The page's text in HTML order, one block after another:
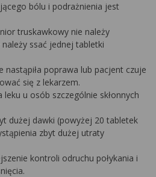
bólu i podrażnienia jest
truskawkowy nie należy
ssać jednej tabletki
nastąpiła poprawa lub pacjent czuje
się z lekarzem.
u osób szczególnie skłonnych
dużej dawki (powyżej 20 tabletek
zbyt dużej utraty
kontroli odruchu połykania i